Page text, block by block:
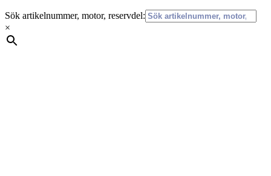
Sök artikelnummer, motor, reservdel:
×